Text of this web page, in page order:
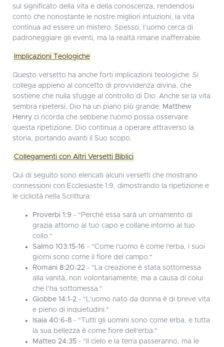
sul significato della vita e della conoscenza, rendendosi
conto che nonostante le nostre migliori intuizioni, la vita
continua ad essere un mistero. Spesso, l’uomo cerca di
padroneggiare gli eventi, ma la realtà rimane inafferrabile.
Implicazioni Teologiche
Questo versetto ha anche forti implicazioni teologiche. Si
collega appieno al concetto di provvidenza divina, che
sostiene che nulla sfugge al controllo di Dio. Anche se la vita
sembra ripetersi, Dio ha un piano più grande. Matthew
Henry ci ricorda che sebbene l'uomo possa osservare
questa ripetizione, Dio continua a operare attraverso la
storia, portando avanti il Suo scopo.
Collegamenti con Altri Versetti Biblici
Qui di seguito sono elencati alcuni versetti che mostrano
connessioni con Ecclesiaste 1:9, dimostrando la ripetizione e
le ciclicità nella Scrittura:
Proverbi 1:9 - "Perché essa sarà un ornamento di
grazia attorno al tuo capo e collane intorno al tuo
collo."
Salmo 103:15-16 - "Come l'uomo è come l'erba, i suoi
giorni sono come il fiore del campo."
Romani 8:20-22 - "La creazione è stata sottomessa
alla vanità, non volontariamente, ma a causa di colui
che l’ha sottomessa."
Giobbe 14:1-2 - "L'uomo nato da donna è di breve vita
e pieno di inquietudini."
Isaia 40:6-8 - "Tutti gli uomini sono come erba, e tutta
la sua bellezza è come fiore dell'erba."
Matteo 24:35 - "Il cielo e la terra passeranno, ma le